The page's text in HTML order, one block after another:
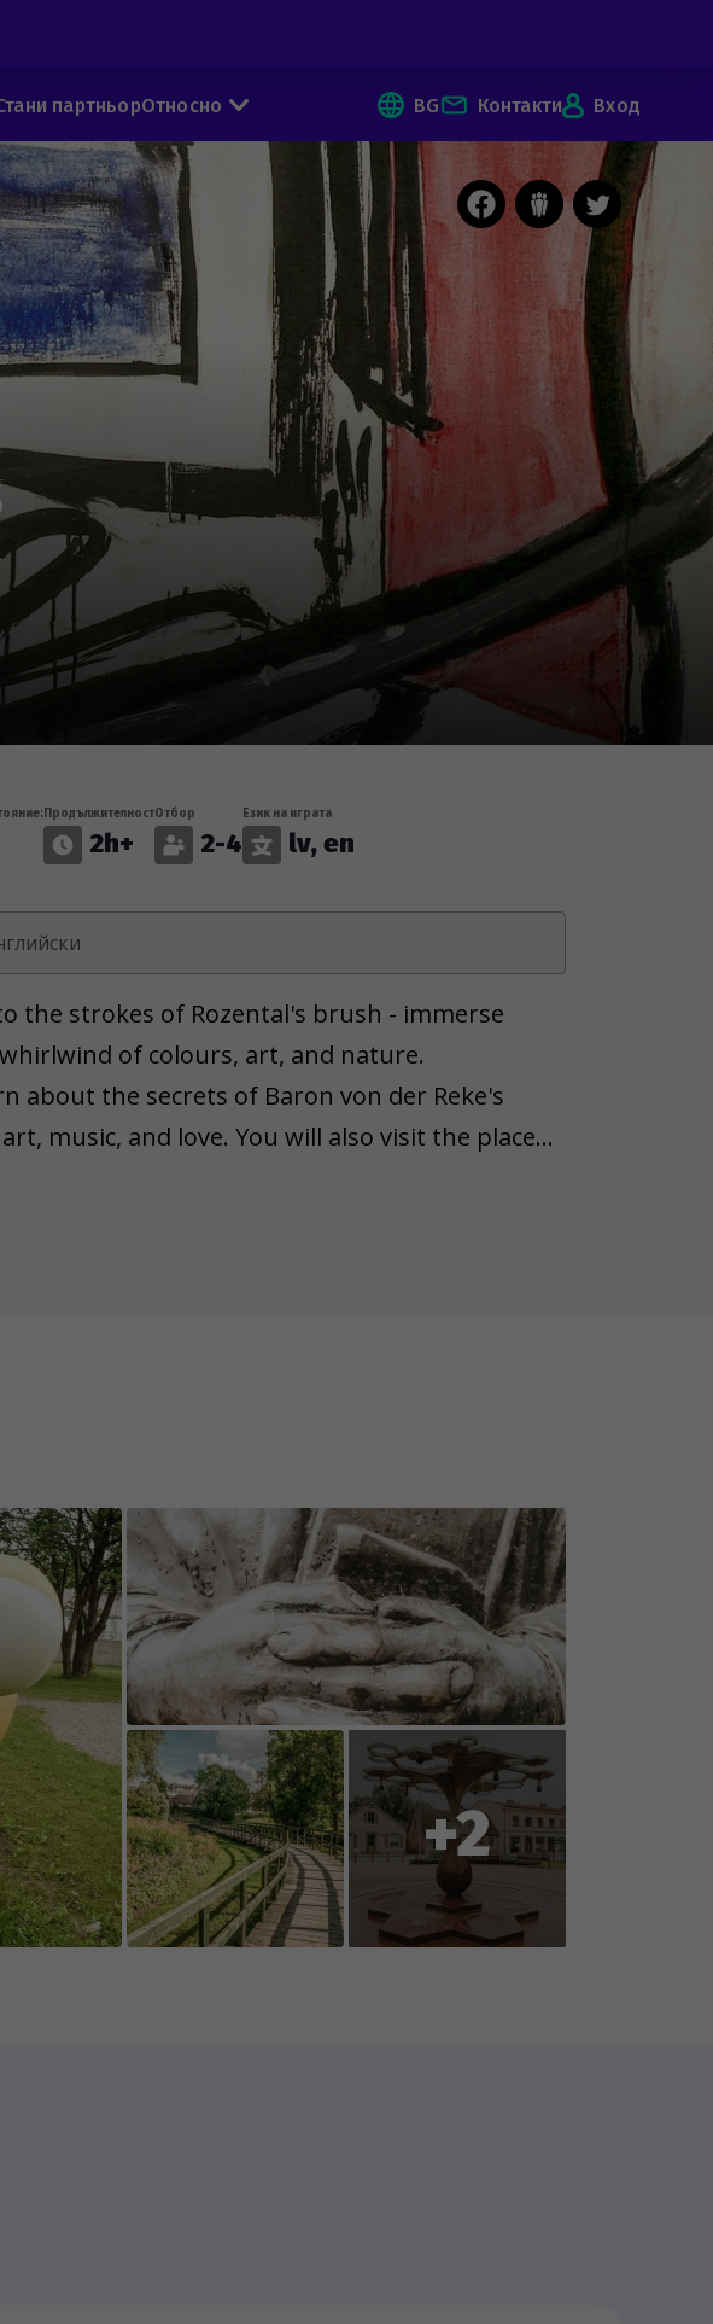
партньорОтносно BG Контакти Вход
Продължителност
2h+
Отбор
2-4
Език на играта
lv, en
the strokes of Rozental's brush - immerse
of colours, art, and nature.
about the secrets of Baron von der Reke's
music, and love. You will also visit the place
and the Saldus lookout tower, as well as the
where an object from the task is lost,
damaged. Please remember that not all game
in certain weather conditions (rain, snow,
in collaboration with you, the players, so
new content or reports changes to
+2